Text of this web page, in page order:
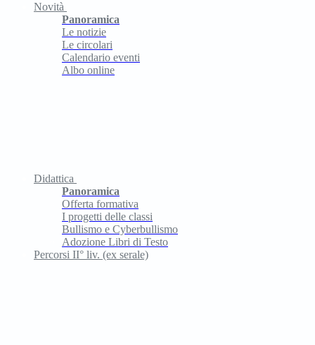
Novità
Panoramica
Le notizie
Le circolari
Calendario eventi
Albo online
Didattica
Panoramica
Offerta formativa
I progetti delle classi
Bullismo e Cyberbullismo
Adozione Libri di Testo
Percorsi II° liv. (ex serale)